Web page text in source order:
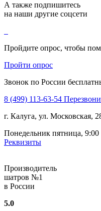
А также подпишитесь
на наши другие соцсети
Пройдите опрос, чтобы
Пройти опрос
Звонок по России
8 (499) 113-63-54
г. Калуга, ул. Московская,
Понедельник пятница, 9:00
Реквизиты
Производитель
шатров №1
в России
5.0